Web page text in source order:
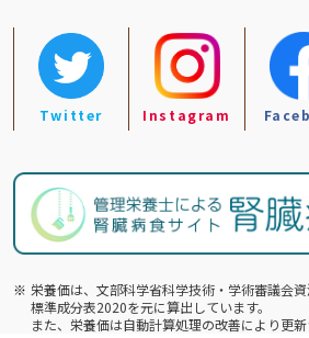
Twitter Instagram
※ 栄養価は、文部科学省科学技術・学術審議会
標準成分表2020を元に算出しています。
また、栄養価は自動計算処理の改善により更新